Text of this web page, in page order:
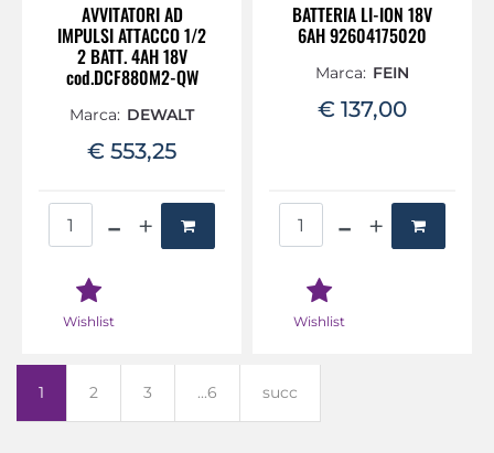
AVVITATORI AD
IMPULSI ATTACCO 1/2
2 BATT. 4AH 18V
cod.DCF880M2-QW
Marca: DEWALT
€ 553,25
Wishlist
BATTERIA LI-ION 18V
6AH 92604175020
Marca: FEIN
€ 137,00
Wishlist
1 2 3 ...6 succ